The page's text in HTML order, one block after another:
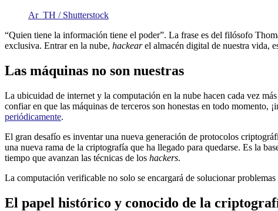
Ar_TH / Shutterstock
“Quien tiene la información tiene el poder”. La frase es del filósofo
exclusiva. Entrar en la nube, hackearel almacén digital de nuestra vida,
Las máquinas no son nuestras
La ubicuidad de internet y la computación en la nube hacen cada vez
confiar en que las máquinas de terceros son honestas en todo momento,
periódicamente.
El gran desafío es inventar una nueva generación de protocolos
una nueva rama de la criptografía que ha llegado para quedarse. Es la
tiempo que avanzan las técnicas de los hackers.
La computación verificable no solo se encargará de solucionar
El papel histórico y conocido de la